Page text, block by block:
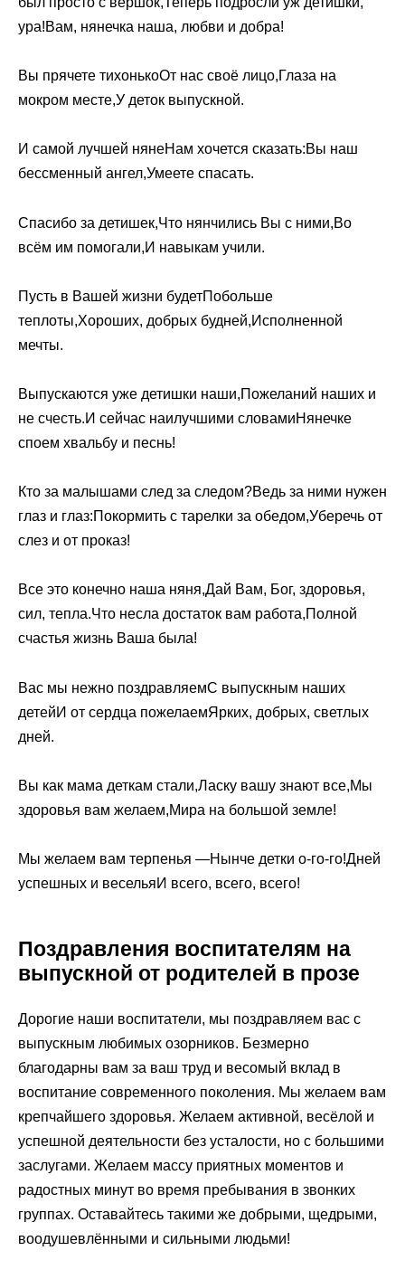
ура!Вам, нянечка наша, любви и добра!
Вы прячете тихонькоОт нас своё лицо,Глаза на
мокром месте,У деток выпускной.
И самой лучшей нянеНам хочется сказать:Вы наш
бессменный ангел,Умеете спасать.
Спасибо за детишек,Что нянчились Вы с ними,Во
всём им помогали,И навыкам учили.
Пусть в Вашей жизни будетПобольше
теплоты,Хороших, добрых будней,Исполненной
мечты.
Выпускаются уже детишки наши,Пожеланий наших и
не счесть.И сейчас наилучшими словамиНянечке
споем хвальбу и песнь!
Кто за малышами след за следом?Ведь за ними нужен
глаз и глаз:Покормить с тарелки за обедом,Уберечь от
слез и от проказ!
Все это конечно наша няня,Дай Вам, Бог, здоровья,
сил, тепла.Что несла достаток вам работа,Полной
счастья жизнь Ваша была!
Вас мы нежно поздравляемС выпускным наших
детейИ от сердца пожелаемЯрких, добрых, светлых
дней.
Вы как мама деткам стали,Ласку вашу знают все,Мы
здоровья вам желаем,Мира на большой земле!
Мы желаем вам терпенья —Нынче детки о-го-го!Дней
успешных и весельяИ всего, всего, всего!
Поздравления воспитателям на
выпускной от родителей в прозе
Дорогие наши воспитатели, мы поздравляем вас с
выпускным любимых озорников. Безмерно
благодарны вам за ваш труд и весомый вклад в
воспитание современного поколения. Мы желаем вам
крепчайшего здоровья. Желаем активной, весёлой и
успешной деятельности без усталости, но с большими
заслугами. Желаем массу приятных моментов и
радостных минут во время пребывания в звонких
группах. Оставайтесь такими же добрыми, щедрыми,
воодушевлёнными и сильными людьми!